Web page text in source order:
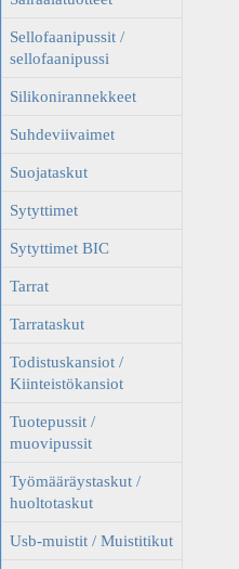
Sellofaanipussit /
sellofaanipussi
Silikonirannekkeet
Suhdeviivaimet
Suojataskut
Sytyttimet
Sytyttimet BIC
Tarrat
Tarrataskut
Todistuskansiot /
Kiinteistökansiot
Tuotepussit /
muovipussit
Työmääräystaskut /
huoltotaskut
Usb-muistit / Muistitikut